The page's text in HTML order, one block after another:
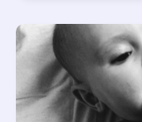
APPEL À SOUTIEN